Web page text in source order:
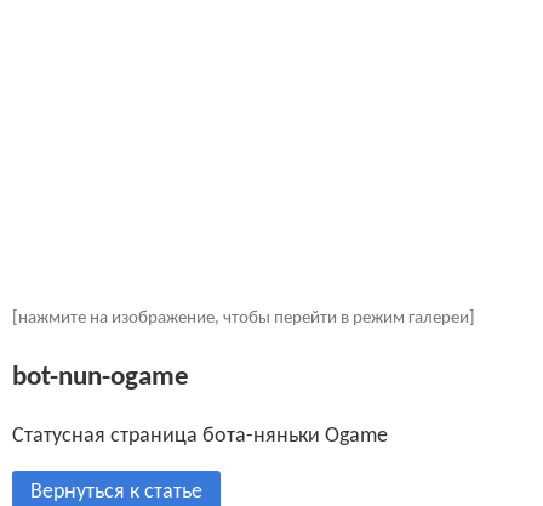
[нажмите на изображение, чтобы перейти в режим галереи]
bot-nun-ogame
Статусная страница бота-няньки Ogame
Вернуться к статье